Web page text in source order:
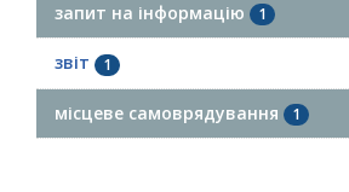
запит на інформацію 1
звіт 1
місцеве самоврядування 1